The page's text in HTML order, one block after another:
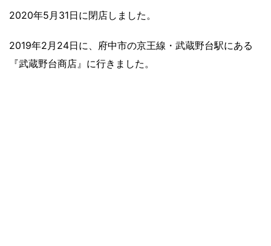
2020年5月31日に閉店しました。
2019年2月24日に、府中市の京王線・武蔵野台駅にある
『武蔵野台商店』に行きました。